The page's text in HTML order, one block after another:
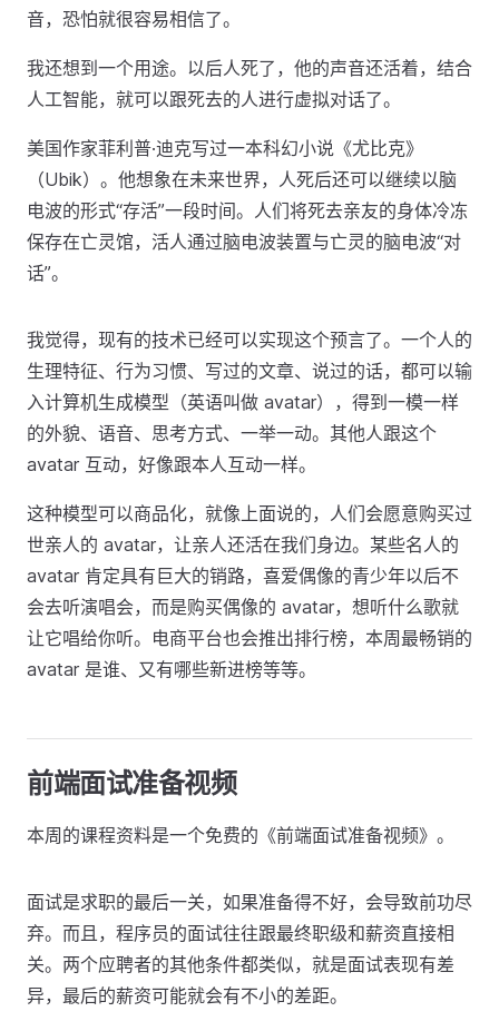
音，恐怕就很容易相信了。
我还想到一个用途。以后人死了，他的声音还活着，结合
人工智能，就可以跟死去的人进行虚拟对话了。
美国作家菲利普·迪克写过一本科幻小说《尤比克》
（Ubik）。他想象在未来世界，人死后还可以继续以脑
电波的形式“存活”一段时间。人们将死去亲友的身体冷冻
保存在亡灵馆，活人通过脑电波装置与亡灵的脑电波“对
话”。
我觉得，现有的技术已经可以实现这个预言了。一个人的
生理特征、行为习惯、写过的文章、说过的话，都可以输
入计算机生成模型（英语叫做 avatar），得到一模一样
的外貌、语音、思考方式、一举一动。其他人跟这个
avatar 互动，好像跟本人互动一样。
这种模型可以商品化，就像上面说的，人们会愿意购买过
世亲人的 avatar，让亲人还活在我们身边。某些名人的
avatar 肯定具有巨大的销路，喜爱偶像的青少年以后不
会去听演唱会，而是购买偶像的 avatar，想听什么歌就
让它唱给你听。电商平台也会推出排行榜，本周最畅销的
avatar 是谁、又有哪些新进榜等等。
前端面试准备视频
本周的课程资料是一个免费的《前端面试准备视频》。
面试是求职的最后一关，如果准备得不好，会导致前功尽
弃。而且，程序员的面试往往跟最终职级和薪资直接相
关。两个应聘者的其他条件都类似，就是面试表现有差
异，最后的薪资可能就会有不小的差距。